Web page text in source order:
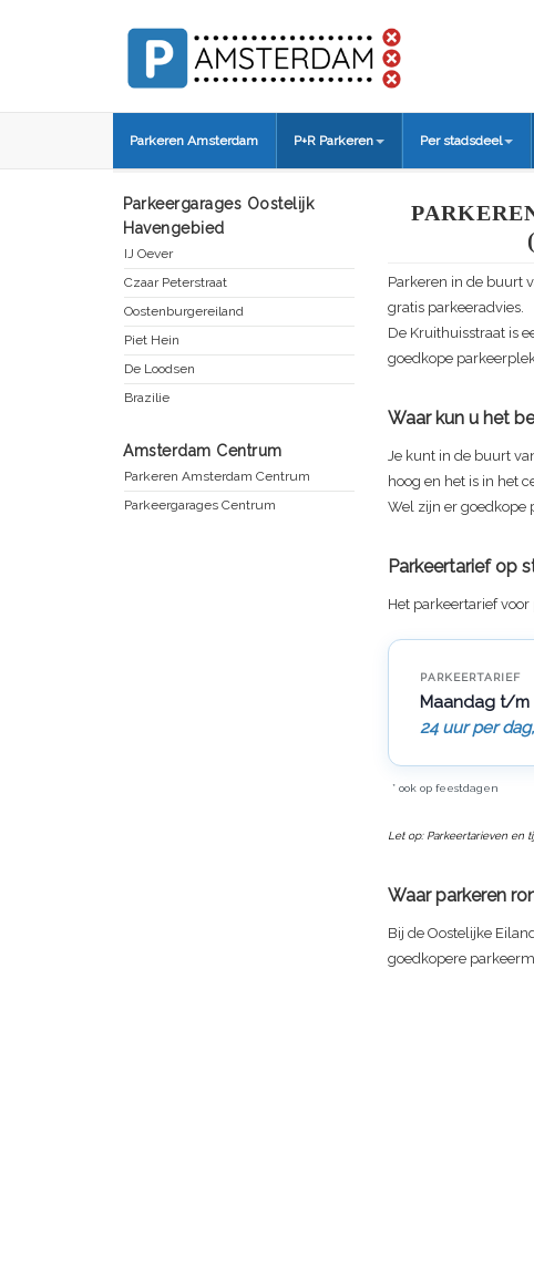
Parkeren Amsterdam P+R Parkeren Per stadsdeel
Parkeren in de buurt
gratis parkeeradvies.
De Kruithuisstraat is
goedkope
Waar kun u het
Je kunt in de buurt
hoog en het is in het
Wel zijn er goedkope
Parkeertarief op
Het parkeertarief
PARKEERTARIEF
Maandag t/m
24 uur per
* ook op feestdagen
Let op: Parkeertarieven en
Waar parkeren
Bij de Oostelijke
goedkopere
Parkeergarages Oostelijk
Havengebied
IJ Oever
Czaar Peterstraat
Oostenburgereiland
Piet Hein
De Loodsen
Brazilie
Amsterdam Centrum
Parkeren Amsterdam Centrum
Parkeergarages Centrum